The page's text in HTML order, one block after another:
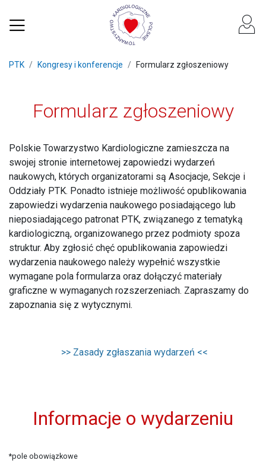
PTK Kongresy i konferencje Formularz zgłoszeniowy
Formularz zgłoszeniowy
Polskie Towarzystwo Kardiologiczne zamieszcza na
swojej stronie internetowej zapowiedzi wydarzeń
naukowych, których organizatorami są Asocjacje, Sekcje i
Oddziały PTK. Ponadto istnieje możliwość opublikowania
zapowiedzi wydarzenia naukowego posiadającego lub
nieposiadającego patronat PTK, związanego z tematyką
kardiologiczną, organizowanego przez podmioty spoza
struktur. Aby zgłosić chęć opublikowania zapowiedzi
wydarzenia naukowego należy wypełnić wszystkie
wymagane pola formularza oraz dołączyć materiały
graficzne w wymaganych rozszerzeniach. Zapraszamy do
zapoznania się z wytycznymi.
>> Zasady zgłaszania wydarzeń <<
Informacje o wydarzeniu
*pole obowiązkowe